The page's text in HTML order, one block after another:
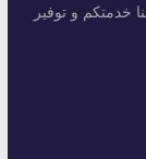
خدمتكم و توفير